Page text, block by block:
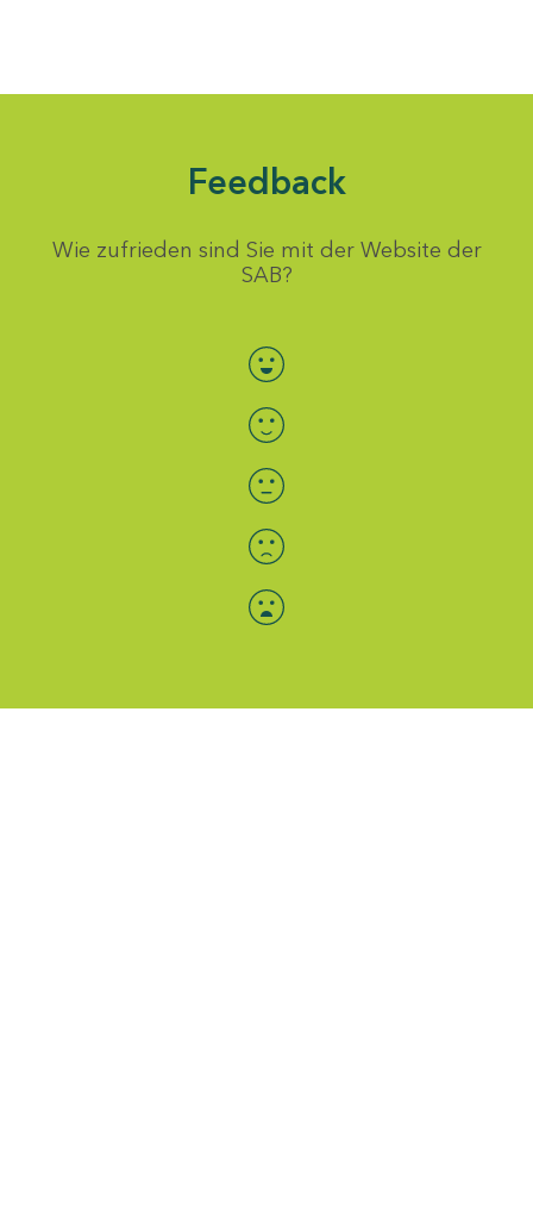
Feedback
Wie zufrieden sind Sie mit der Website der
SAB?
Bewertung auswählen